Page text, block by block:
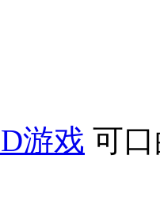
游戏 可